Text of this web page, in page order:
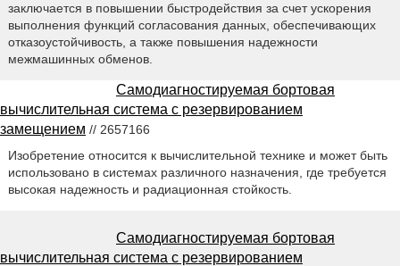
заключается в повышении быстродействия за счет ускорения
выполнения функций согласования данных, обеспечивающих
отказоустойчивость, а также повышения надежности
межмашинных обменов.
Самодиагностируемая бортовая
вычислительная система с резервированием
замещением // 2657166
Изобретение относится к вычислительной технике и может быть
использовано в системах различного назначения, где требуется
высокая надежность и радиационная стойкость.
Самодиагностируемая бортовая
вычислительная система с резервированием